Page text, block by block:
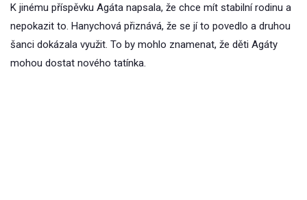
K jinému příspěvku Agáta napsala, že chce mít stabilní rodinu a
nepokazit to. Hanychová přiznává, že se jí to povedlo a druhou
šanci dokázala využit. To by mohlo znamenat, že děti Agáty
mohou dostat nového tatínka.